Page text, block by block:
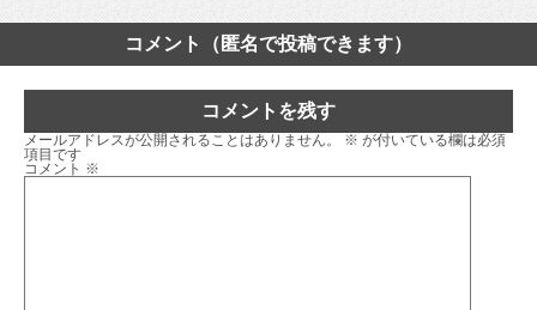
コメント（匿名で投稿できます）
コメントを残す
メールアドレスが公開されることはありません。 ※ が付いている欄は必須
項目です
コメント ※